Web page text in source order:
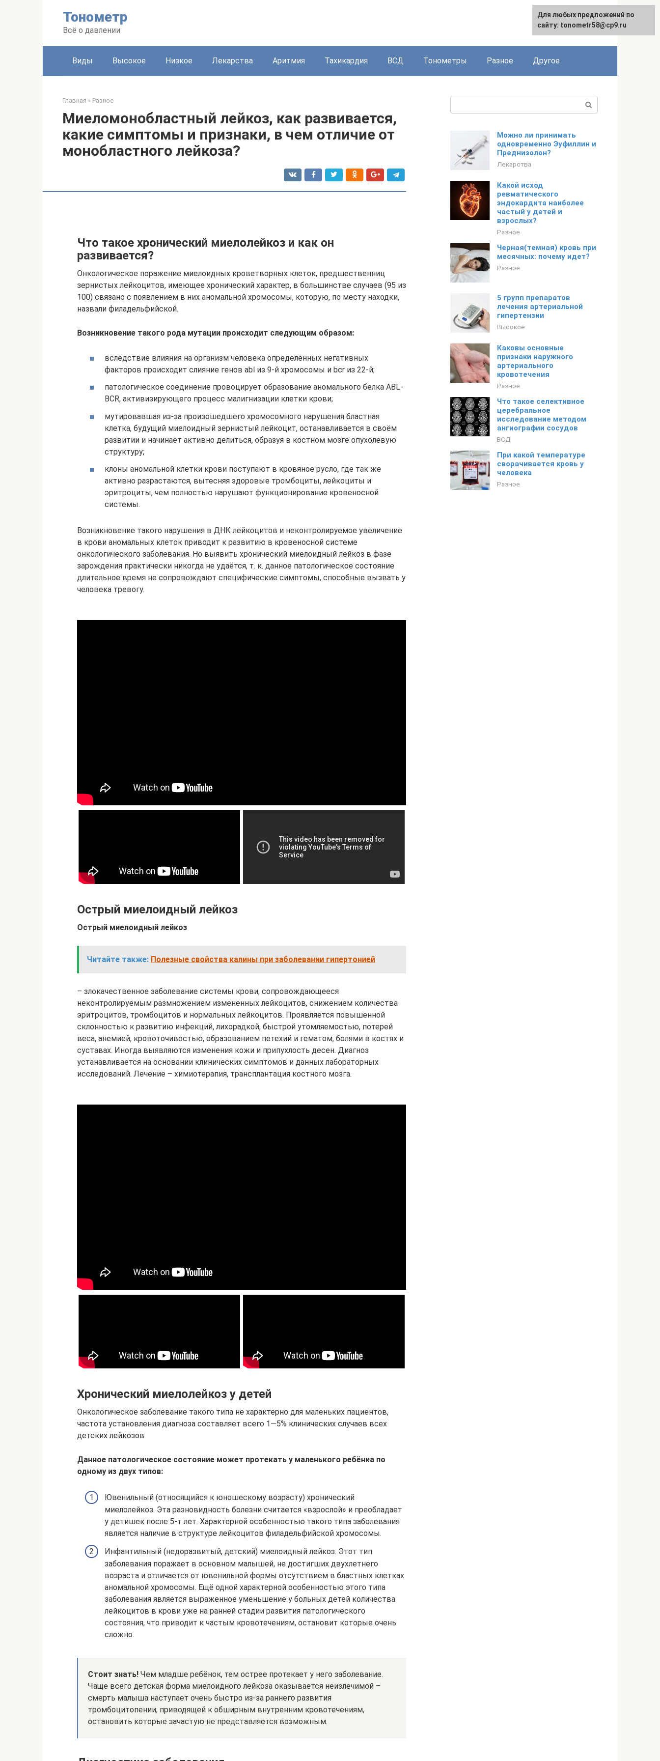
Тонометр
Всё о давлении
Виды Высокое Низкое Лекарства Аритмия Тахикардия ВСД Тонометры Разное Другое
Главная » Разное
Миеломонобластный лейкоз, как развивается,
какие симптомы и признаки, в чем отличие от
монобластного лейкоза?
Что такое хронический миелолейкоз и как он
развивается?
Онкологическое поражение миелоидных кроветворных клеток, предшественниц
зернистых лейкоцитов, имеющее хронический характер, в большинстве случаев (95 из
100) связано с появлением в них аномальной хромосомы, которую, по месту находки,
назвали филадельфийской.
Возникновение такого рода мутации происходит следующим образом:
вследствие влияния на организм человека определённых негативных
факторов происходит слияние генов abl из 9-й хромосомы и bcr из 22-й;
патологическое соединение провоцирует образование аномального белка ABL-
BCR, активизирующего процесс малигнизации клетки крови;
мутировавшая из-за произошедшего хромосомного нарушения бластная
клетка, будущий миелоидный зернистый лейкоцит, останавливается в своём
развитии и начинает активно делиться, образуя в костном мозге опухолевую
структуру;
клоны аномальной клетки крови поступают в кровяное русло, где так же
активно разрастаются, вытесняя здоровые тромбоциты, лейкоциты и
эритроциты, чем полностью нарушают функционирование кровеносной
системы.
Возникновение такого нарушения в ДНК лейкоцитов и неконтролируемое увеличение
в крови аномальных клеток приводит к развитию в кровеносной системе
онкологического заболевания. Но выявить хронический миелоидный лейкоз в фазе
зарождения практически никогда не удаётся, т. к. данное патологическое состояние
длительное время не сопровождают специфические симптомы, способные вызвать у
человека тревогу.
Острый миелоидный лейкоз
Острый миелоидный лейкоз
Читайте также: Полезные свойства калины при заболевании гипертонией
– злокачественное заболевание системы крови, сопровождающееся
неконтролируемым размножением измененных лейкоцитов, снижением количества
эритроцитов, тромбоцитов и нормальных лейкоцитов. Проявляется повышенной
склонностью к развитию инфекций, лихорадкой, быстрой утомляемостью, потерей
веса, анемией, кровоточивостью, образованием петехий и гематом, болями в костях и
суставах. Иногда выявляются изменения кожи и припухлость десен. Диагноз
устанавливается на основании клинических симптомов и данных лабораторных
исследований. Лечение – химиотерапия, трансплантация костного мозга.
Хронический миелолейкоз у детей
Онкологическое заболевание такого типа не характерно для маленьких пациентов,
частота установления диагноза составляет всего 1—5% клинических случаев всех
детских лейкозов.
Данное патологическое состояние может протекать у маленького ребёнка по
одному из двух типов:
Ювенильный (относящийся к юношескому возрасту) хронический
миелолейкоз. Эта разновидность болезни считается «взрослой» и преобладает
у детишек после 5-т лет. Характерной особенностью такого типа заболевания
является наличие в структуре лейкоцитов филадельфийской хромосомы.
Инфантильный (недоразвитый, детский) миелоидный лейкоз. Этот тип
заболевания поражает в основном малышей, не достигших двухлетнего
возраста и отличается от ювенильной формы отсутствием в бластных клетках
аномальной хромосомы. Ещё одной характерной особенностью этого типа
заболевания является выраженное уменьшение у больных детей количества
лейкоцитов в крови уже на ранней стадии развития патологического
состояния, что приводит к частым кровотечениям, остановит которые очень
сложно.
Стоит знать! Чем младше ребёнок, тем острее протекает у него заболевание.
Чаще всего детская форма миелоидного лейкоза оказывается неизлечимой –
смерть малыша наступает очень быстро из-за раннего развития
тромбоцитопении, приводящей к обширным внутренним кровотечениям,
остановить которые зачастую не представляется возможным.
Можно ли принимать
одновременно Эуфиллин и
Преднизолон?
Лекарства
Какой исход
ревматического
эндокардита наиболее
частый у детей и
взрослых?
Разное
Черная(темная) кровь при
месячных: почему идет?
Разное
5 групп препаратов
лечения артериальной
гипертензии
Высокое
Каковы основные
признаки наружного
артериального
кровотечения
Разное
Что такое селективное
церебральное
исследование методом
ангиографии сосудов
ВСД
При какой температуре
сворачивается кровь у
человека
Разное
Для любых предложений по
сайту: tonometr58@cp9.ru
Для любых предложений по
сайту: tonometr58@cp9.ru